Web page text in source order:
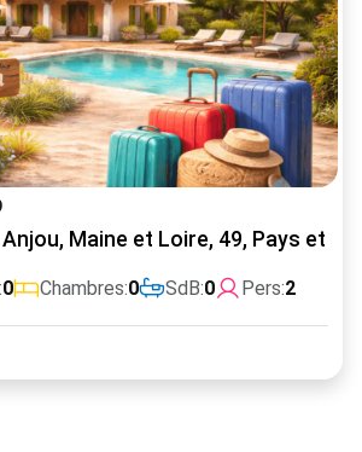
Maine et Loire, 49, Pays et
0 Chambres:0 SdB:0 Pers:2